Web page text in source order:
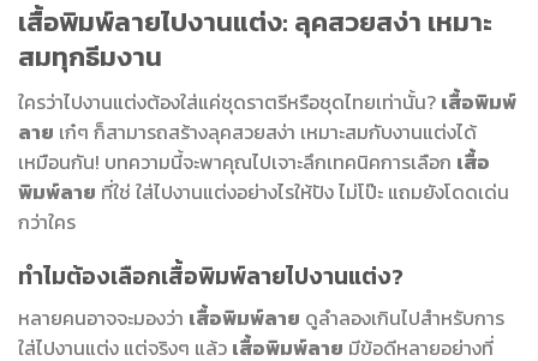
เสื้อพิมพ์ลายไปงานแต่ง: ลุคสวยสง่า เหมาะ
สมทุกธีมงาน
ใครว่าไปงานแต่งต้องใส่แค่ชุดราตรีหรือชุดไทยเท่านั้น? เสื้อพิมพ์
ลาย เก๋ๆ ก็สามารถสร้างลุคสวยสง่า เหมาะสมกับงานแต่งได้
เหมือนกัน! บทความนี้จะพาคุณไปเจาะลึกเทคนิคการเลือก เสื้อ
พิมพ์ลาย ที่ใช่ ใส่ไปงานแต่งอย่างไรให้ปัง ไม่โป๊ะ แถมยังโดดเด่น
กว่าใคร
ทำไมต้องเลือกเสื้อพิมพ์ลายไปงานแต่ง?
หลายคนอาจจะมองว่า เสื้อพิมพ์ลาย ดูลำลองเกินไปสำหรับการ
ใส่ไปงานแต่ง แต่จริงๆ แล้ว เสื้อพิมพ์ลาย มีข้อดีหลายอย่างที่